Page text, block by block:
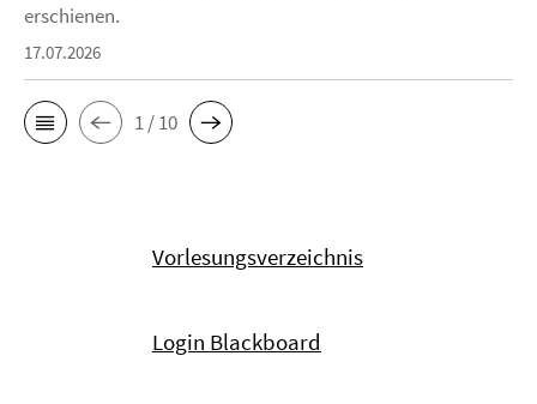
erschienen.
17.07.2026
1 / 10
Vorlesungsverzeichnis
Login Blackboard